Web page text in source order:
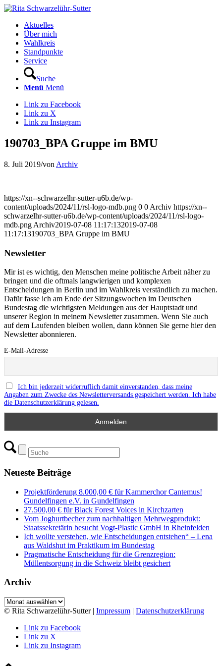
Aktuelles
Über mich
Wahlkreis
Standpunkte
Service
Suche
Menü Menü
Link zu Facebook
Link zu X
Link zu Instagram
190703_BPA Gruppe im BMU
8. Juli 2019/von Archiv
https://xn--schwarzelhr-sutter-u6b.de/wp-
content/uploads/2024/11/rsl-logo-mdb.png 0 0 Archiv https://xn--
schwarzelhr-sutter-u6b.de/wp-content/uploads/2024/11/rsl-logo-
mdb.png Archiv2019-07-08 11:17:132019-07-08
11:17:13190703_BPA Gruppe im BMU
Newsletter
Mir ist es wichtig, den Menschen meine politische Arbeit näher zu
bringen und die oftmals langwierigen und komplexen
Entscheidungen in Berlin und im Wahlkreis verständlich zu machen.
Dafür fasse ich am Ende der Sitzungswochen im Deutschen
Bundestag die wichtigsten Meldungen aus der Hauptstadt und
unserer Region in meinem Newsletter zusammen. Wenn Sie auch
auf dem Laufenden bleiben wollen, dann können Sie gerne hier den
Newsletter abonnieren.
E-Mail-Adresse
Ich bin jederzeit widerruflich damit einverstanden, dass meine
Angaben zum Zwecke des Newsletterversands gespeichert werden. Ich habe
die Datenschutzerklärung gelesen.
Neueste Beiträge
Projektförderung 8.000,00 € für Kammerchor Cantemus!
Gundelfingen e.V. in Gundelfingen
27.500,00 € für Black Forest Voices in Kirchzarten
Vom Joghurtbecher zum nachhaltigen Mehrwegprodukt:
Staatssekretärin besucht Vogt-Plastic GmbH in Rheinfelden
Ich wollte verstehen, wie Entscheidungen entstehen“ – Lena
aus Waldshut im Praktikum im Bundestag
Pragmatische Entscheidung für die Grenzregion:
Müllentsorgung in die Schweiz bleibt gesichert
Archiv
Archiv
© Rita Schwarzelühr-Sutter | Impressum | Datenschutzerklärung
Link zu Facebook
Link zu X
Link zu Instagram